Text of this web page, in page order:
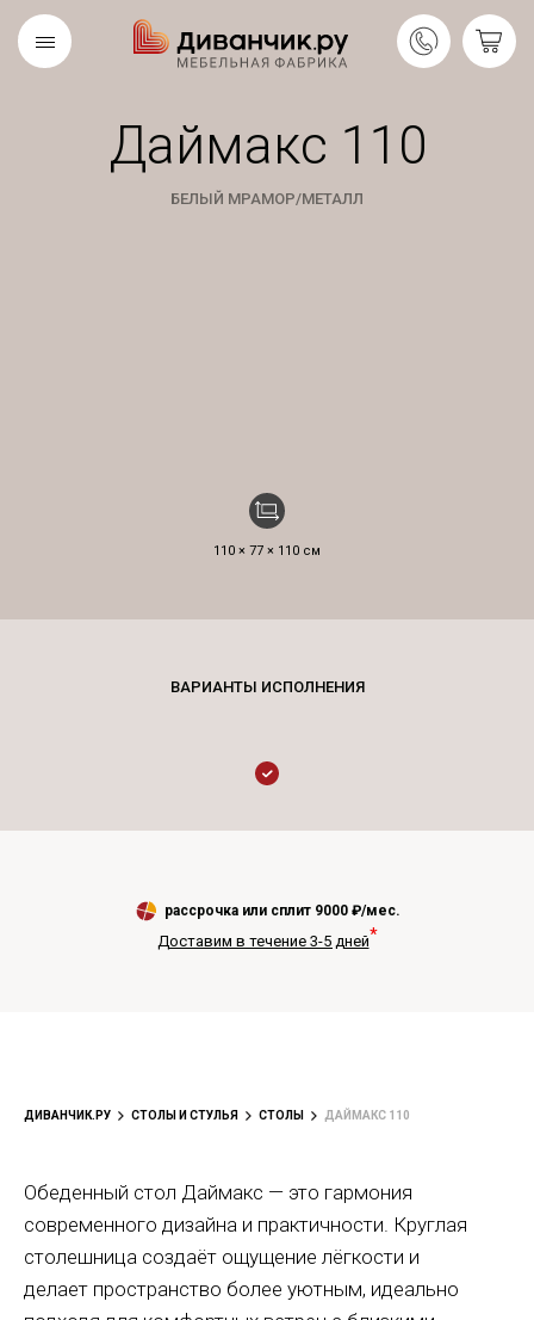
Даймакс 110
БЕЛЫЙ МРАМОР/МЕТАЛЛ
110 × 77 × 110 см
рассрочка или сплит 9000₽/мес.
Доставим в течение 3-5 дней*
ДИВАНЧИК.РУ СТОЛЫ И СТУЛЬЯ СТОЛЫ ДАЙМАКС 110
Обеденный стол Даймакс — это гармония
современного дизайна и практичности. Круглая
столешница создаёт ощущение лёгкости и
делает пространство более уютным, идеально
Скандинавская